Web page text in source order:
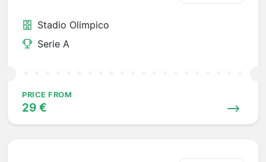
Stadio Olimpico
Serie A
PRICE FROM
29 €